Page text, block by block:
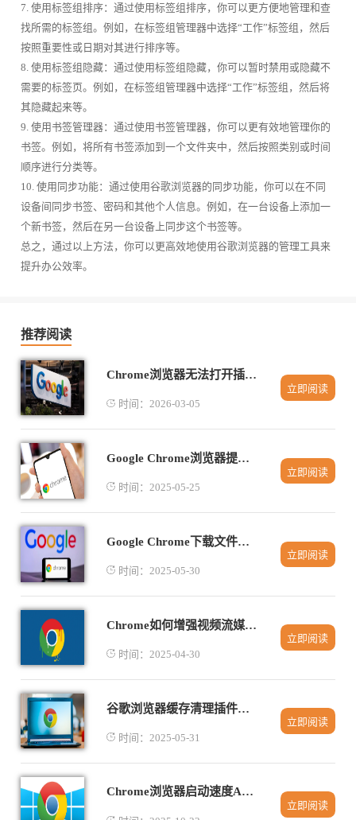
7. 使用标签组排序：通过使用标签组排序，你可以更方便地管理和查
找所需的标签组。例如，在标签组管理器中选择“工作”标签组，然后
按照重要性或日期对其进行排序等。
8. 使用标签组隐藏：通过使用标签组隐藏，你可以暂时禁用或隐藏不
需要的标签页。例如，在标签组管理器中选择“工作”标签组，然后将
其隐藏起来等。
9. 使用书签管理器：通过使用书签管理器，你可以更有效地管理你的
书签。例如，将所有书签添加到一个文件夹中，然后按照类别或时间
顺序进行分类等。
10. 使用同步功能：通过使用谷歌浏览器的同步功能，你可以在不同
设备间同步书签、密码和其他个人信息。例如，在一台设备上添加一
个新书签，然后在另一台设备上同步这个书签等。
总之，通过以上方法，你可以更高效地使用谷歌浏览器的管理工具来
提升办公效率。
推荐阅读
Chrome浏览器无法打开插件市场怎么解决
时间：2026-03-05
立即阅读
Google Chrome浏览器提升网络连接稳定性
时间：2025-05-25
立即阅读
Google Chrome下载文件权限恢复教程
时间：2025-05-30
立即阅读
Chrome如何增强视频流媒体播放体验
时间：2025-04-30
立即阅读
谷歌浏览器缓存清理插件推荐使用
时间：2025-05-31
立即阅读
Chrome浏览器启动速度AI优化实操经验分享
立即阅读